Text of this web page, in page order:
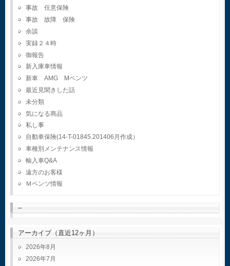
事故 任意保険
事故 故障 保険
余談
実録２４時
御報告
新入庫車情報
新車 AMG Mベンツ
最近見聞きした話
未分類
気になる商品
私し事
自動車保険(14-T-01845.201406月作成）
車種別メンテナンス情報
輸入車Q&A
遠方のお客様
Ｍベンツ情報
–
アーカイブ（直近12ヶ月）
2026年8月
2026年7月